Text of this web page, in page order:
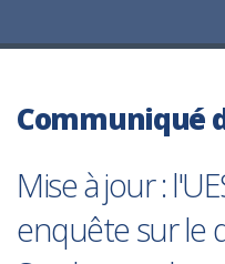
Communiqué
Mise à jour :
enquête sur le